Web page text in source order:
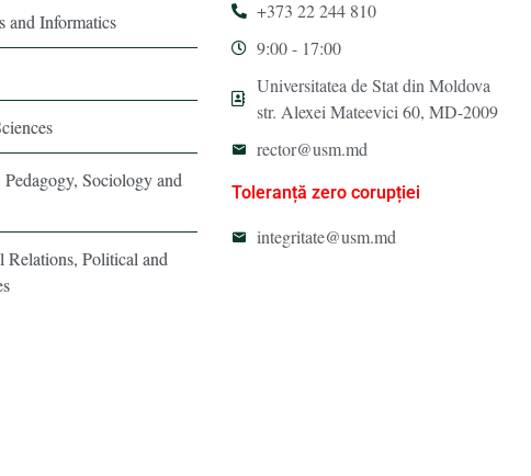
and Informatics
Sociology and
Relations, Political and
+373 22 244 810
9:00 - 17:00
Universitatea de Stat din Moldova
str. Alexei Mateevici 60, MD-2009
rector@usm.md
Toleranță zero corupției
integritate@usm.md